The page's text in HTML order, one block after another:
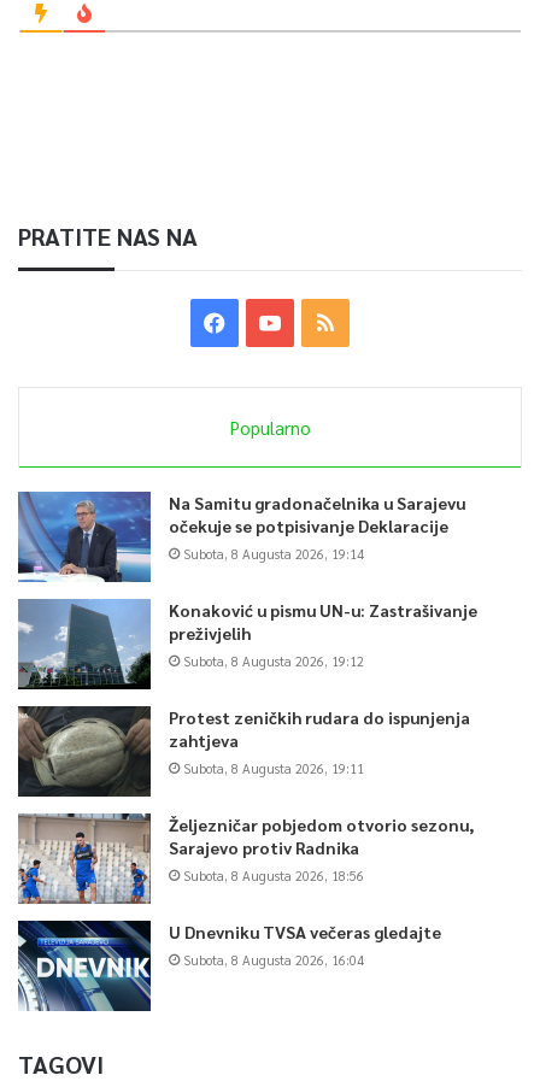
PRATITE NAS NA
Popularno
Na Samitu gradonačelnika u Sarajevu
očekuje se potpisivanje Deklaracije
Subota, 8 Augusta 2026, 19:14
Konaković u pismu UN-u: Zastrašivanje
preživjelih
Subota, 8 Augusta 2026, 19:12
Protest zeničkih rudara do ispunjenja
zahtjeva
Subota, 8 Augusta 2026, 19:11
Željezničar pobjedom otvorio sezonu,
Sarajevo protiv Radnika
Subota, 8 Augusta 2026, 18:56
U Dnevniku TVSA večeras gledajte
Subota, 8 Augusta 2026, 16:04
TAGOVI